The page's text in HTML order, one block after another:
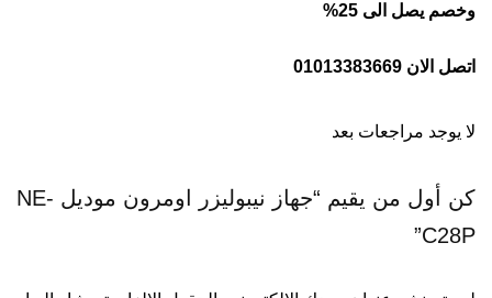
وخصم يصل الى 25%
اتصل الان 01013383669
لا يوجد مراجعات بعد
كن أول من يقيم “جهاز نيبوليزر اومرون موديل NE-
C28P”